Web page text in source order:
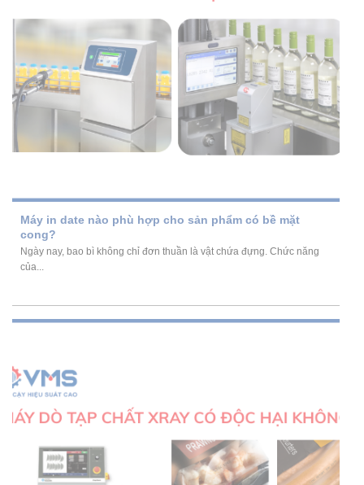
Máy in date nào phù hợp cho sản phẩm có bề mặt
cong?
Ngày nay, bao bì không chỉ đơn thuần là vật chứa đựng. Chức năng
của...